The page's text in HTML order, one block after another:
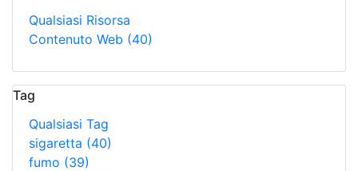
Qualsiasi Risorsa
Contenuto Web (40)
Tag
Qualsiasi Tag
sigaretta (40)
fumo (39)